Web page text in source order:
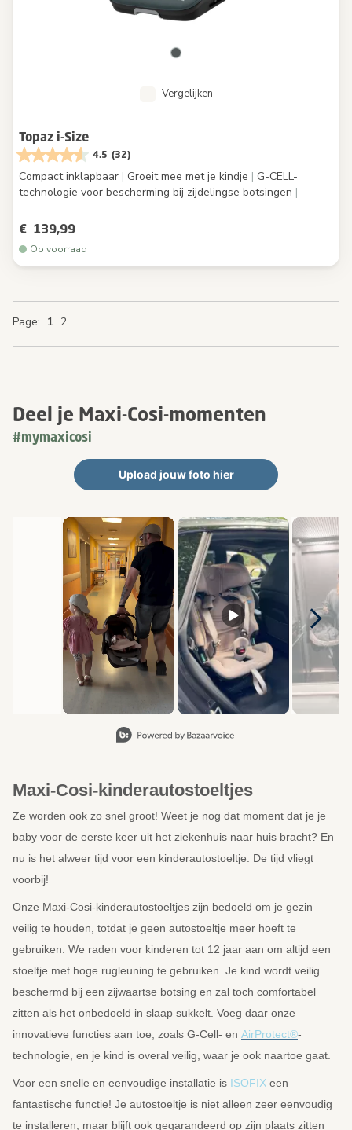
Vergelijken
Topaz i-Size
4.5 (32)
Compact inklapbaar | Groeit mee met je kindje | G-CELL-
technologie voor bescherming bij zijdelingse botsingen |
€ 139,99
Op voorraad
Page You're currently reading page
1 Page
2
Deel je Maxi-Cosi-momenten
#mymaxicosi
Upload jouw foto hier
Media Gallerij
Carrousel met productfoto's. Gebruik de knoppen Vorige en
Maxi-Cosi-kinderautostoeltjes
Ze worden ook zo snel groot! Weet je nog dat moment dat je je
baby voor de eerste keer uit het ziekenhuis naar huis bracht? En
nu is het alweer tijd voor een kinderautostoeltje. De tijd vliegt
voorbij!
Onze Maxi-Cosi-kinderautostoeltjes zijn bedoeld om je gezin
veilig te houden, totdat je geen autostoeltje meer hoeft te
gebruiken. We raden voor kinderen tot 12 jaar aan om altijd een
stoeltje met hoge rugleuning te gebruiken. Je kind wordt veilig
beschermd bij een zijwaartse botsing en zal toch comfortabel
zitten als het onbedoeld in slaap sukkelt. Voeg daar onze
innovatieve functies aan toe, zoals G-Cell- en AirProtect®-
technologie, en je kind is overal veilig, waar je ook naartoe gaat.
Voor een snelle en eenvoudige installatie is ISOFIX een
fantastische functie! Je autostoeltje is niet alleen zeer eenvoudig
te installeren, maar blijft ook gegarandeerd op zijn plaats zitten